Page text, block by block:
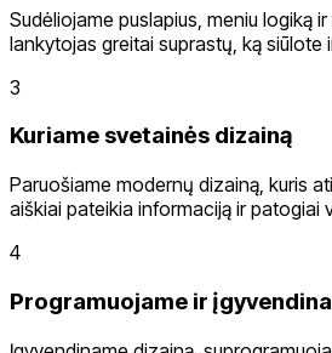
Sudėliojame puslapius, meniu logiką
lankytojas greitai suprastų, ką siūlote
3
Kuriame svetainės dizainą
Paruošiame modernų dizainą, kuris
aiškiai pateikia informaciją ir patogiai
4
Programuojame ir